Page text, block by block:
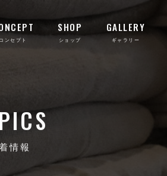
SHOP GALLERY
情報